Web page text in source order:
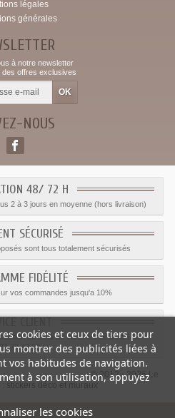
légales
générales
à notre newsletter
offres exclusives
NOUS
48/ 72 H
2 à 3 jours en moyenne (hors livraison)
SÉCURISÉ
sont tous totalement sécurisés
FIDÉLITÉ
vos commandes jusqu'a 10%
du lundi au vendredi de 8h à 17h
© 2012 - 2026 Le
stickers déco et muraux
cookies et ceux de tiers pour
montrer des publicités liées à
vos habitudes de navigation.
à son utilisation, appuyez
les cookies